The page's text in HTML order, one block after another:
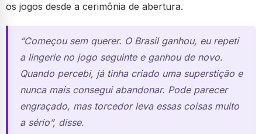
os jogos desde a cerimônia de abertura.
“Começou sem querer. O Brasil ganhou, eu repeti
a lingerie no jogo seguinte e ganhou de novo.
Quando percebi, já tinha criado uma superstição e
nunca mais consegui abandonar. Pode parecer
engraçado, mas torcedor leva essas coisas muito
a sério”, disse.